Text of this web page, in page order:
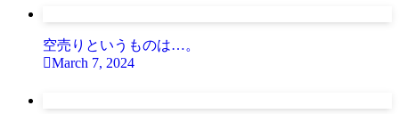
空売りというものは…。
March 7, 2024